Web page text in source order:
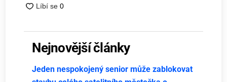
Nejnovější články
Jeden nespokojený senior může zablokovat